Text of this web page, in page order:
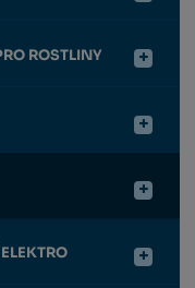
ROSTLINY